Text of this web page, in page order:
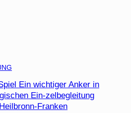
Ein wichtiger Anker in
Ein-zelbegleitung
Franken